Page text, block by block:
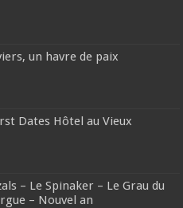
un havre de paix
Dates Hôtel au Vieux
– Le Spinaker – Le Grau du
– Nouvel an